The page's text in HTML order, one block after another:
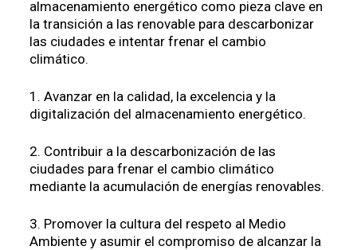
almacenamiento energético como pieza clave en
la transición a las renovable para descarbonizar
las ciudades e intentar frenar el cambio
climático.
1. Avanzar en la calidad, la excelencia y la
digitalización del almacenamiento energético.
2. Contribuir a la descarbonización de las
ciudades para frenar el cambio climático
mediante la acumulación de energías renovables.
3. Promover la cultura del respeto al Medio
Ambiente y asumir el compromiso de alcanzar la